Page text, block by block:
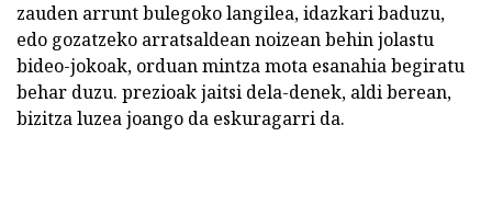
zauden arrunt bulegoko langilea, idazkari baduzu,
edo gozatzeko arratsaldean noizean behin jolastu
bideo-jokoak, orduan mintza mota esanahia begiratu
behar duzu. prezioak jaitsi dela-denek, aldi berean,
bizitza luzea joango da eskuragarri da.